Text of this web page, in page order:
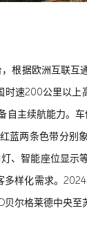
据欧洲互联互
速200公里以
主续航能力。
两条色带分别
、智能座位显
样化需求。
尔格莱德中央至